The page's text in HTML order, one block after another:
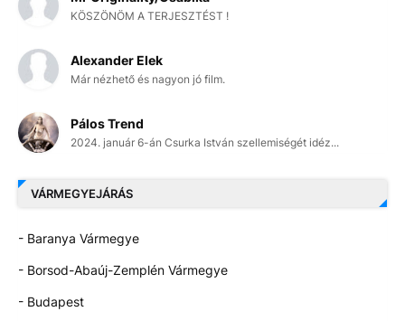
KÖSZÖNÖM A TERJESZTÉST !
Alexander Elek
Már nézhető és nagyon jó film.
Pálos Trend
2024. január 6-án Csurka István szellemiségét idéz...
VÁRMEGYEJÁRÁS
- Baranya Vármegye
- Borsod-Abaúj-Zemplén Vármegye
- Budapest